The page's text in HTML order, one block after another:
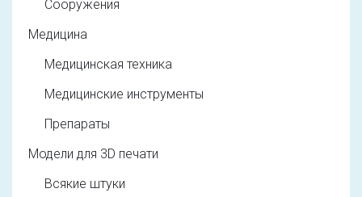
Сооружения
Медицина
Медицинская техника
Медицинские инструменты
Препараты
Модели для 3D печати
Всякие штуки